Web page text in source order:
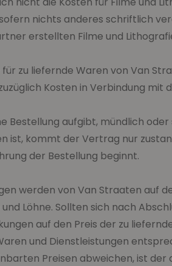
nichts anderes schriftlich
erstellten Filme und
zu liefernde Waren von Van
Kosten in Verbindung
aufgibt, mündlich
kommt der Vertrag nur
der Bestellung beginnt.
werden von Van Straaten auf
Löhne. Sollten sich nach
auf den Preis der zu
und Dienstleistungen
Preisen abweichen, ist